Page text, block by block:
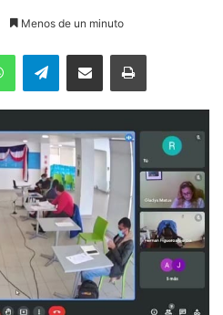
Menos de un minuto
WhatsAppTelegramEnviar vía email Imprimir